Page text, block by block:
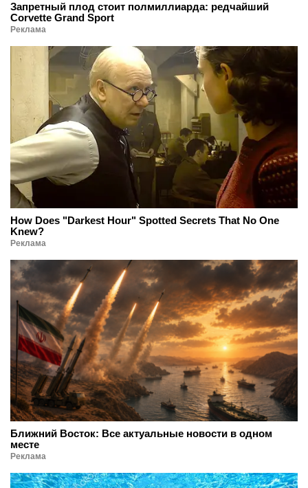
Запретный плод стоит полмиллиарда: редчайший
Corvette Grand Sport
Реклама
How Does "Darkest Hour" Spotted Secrets That No One
Knew?
Реклама
Ближний Восток: Все актуальные новости в одном
месте
Реклама